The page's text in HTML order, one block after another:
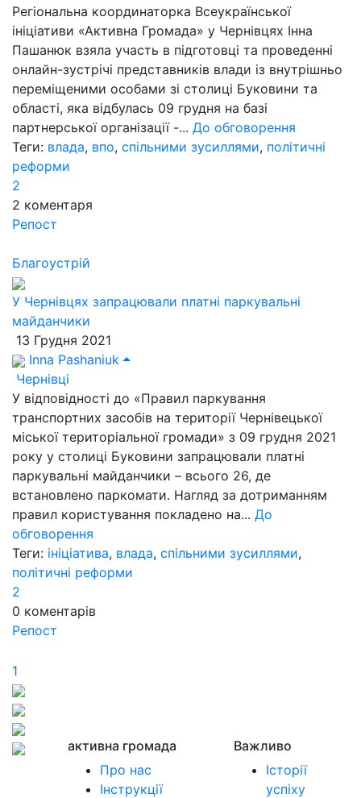
Регіональна координаторка Всеукраїнської
ініціативи «Активна Громада» у Чернівцях Інна
Пашанюк взяла участь в підготовці та проведенні
онлайн-зустрічі представників влади із внутрішньо
переміщеними особами зі столиці Буковини та
області, яка відбулась 09 грудня на базі
партнерської організації -... До обговорення
Теги: влада, впо, спільними зусиллями, політичні
реформи
2
2 коментаря
Репост
Благоустрій
У Чернівцях запрацювали платні паркувальні
майданчики
13 Грудня 2021
Inna Pashaniuk
Чернівці
У відповідності до «Правил паркування
транспортних засобів на території Чернівецької
міської територіальної громади» з 09 грудня 2021
року у столиці Буковини запрацювали платні
паркувальні майданчики – всього 26, де
встановлено паркомати. Нагляд за дотриманням
правил користування покладено на... До
обговорення
Теги: ініціатива, влада, спільними зусиллями,
політичні реформи
2
0 коментарів
Репост
1
активна громада
Про нас
Інструкції
Важливо
Історії
успіху